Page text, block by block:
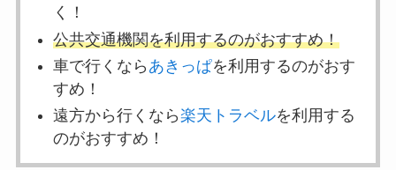
く！
公共交通機関を利用するのがおすすめ！
車で行くなら あきっぱを利用するのがおす
すめ！
遠方から行くなら楽天トラベルを利用する
のがおすすめ！